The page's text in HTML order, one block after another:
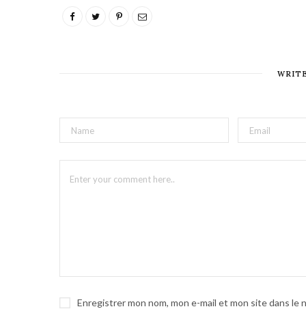
Enregistrer mon nom, mon e-mail et mon site dans